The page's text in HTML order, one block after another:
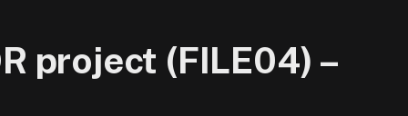
project (FILE04) –